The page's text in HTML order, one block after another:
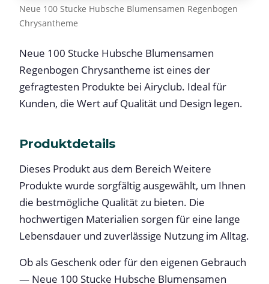
Neue 100 Stucke Hubsche Blumensamen Regenbogen
Chrysantheme
Neue 100 Stucke Hubsche Blumensamen
Regenbogen Chrysantheme ist eines der
gefragtesten Produkte bei Airyclub. Ideal für
Kunden, die Wert auf Qualität und Design legen.
Produktdetails
Dieses Produkt aus dem Bereich Weitere
Produkte wurde sorgfältig ausgewählt, um Ihnen
die bestmögliche Qualität zu bieten. Die
hochwertigen Materialien sorgen für eine lange
Lebensdauer und zuverlässige Nutzung im Alltag.
Ob als Geschenk oder für den eigenen Gebrauch
— Neue 100 Stucke Hubsche Blumensamen